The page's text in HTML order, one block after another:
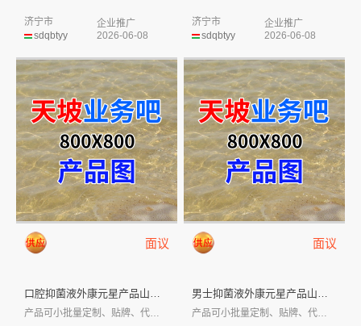
sdqbtyy
济宁市
企业推广
2026-06-08
sdqbtyy
济宁市
企业推广
2026-06-08
面议
口腔抑菌液外康元星产品山东皇庵...
产品可小批量定制、贴牌、代工，部分有现货...
面议
男士抑菌液外康元星产品山东皇庵...
产品可小批量定制、贴牌、代工，部分有现货...